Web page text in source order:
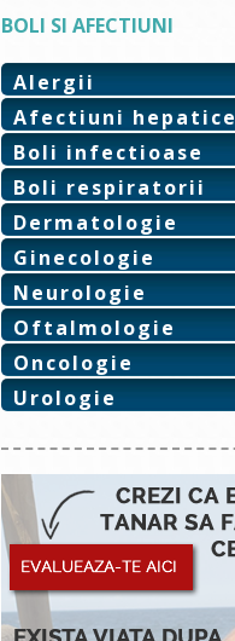
BOLI SI AFECTIUNI
Alergii
Afectiuni hepatice
Boli infectioase
Boli respiratorii
Dermatologie
Ginecologie
Neurologie
Oftalmologie
Oncologie
Urologie